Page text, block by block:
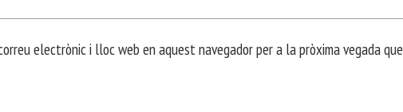
electrònic i lloc web en aquest navegador per a la pròxima vegada que